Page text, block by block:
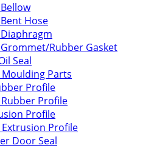
Hose
Rubber Gasket
Seal
Parts
Profile
Profile
Profile
Profile
Door Seal